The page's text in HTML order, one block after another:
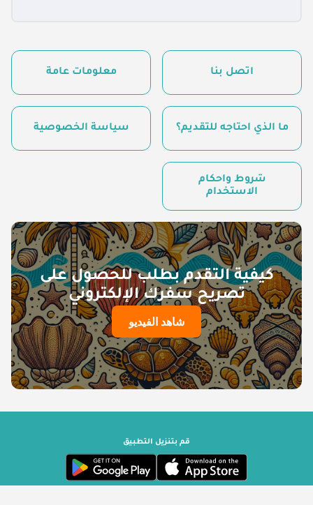
اتصل بنا معلومات عامة
ما الذي أحتاجه للتقديم؟ سياسة الخصوصية
شروط وأحكام
الاستخدام
كيفية التقدم بطلب للحصول على
تصريح سفرك الإلكتروني
شاهد الفيديو
قم بتنزيل التطبيق